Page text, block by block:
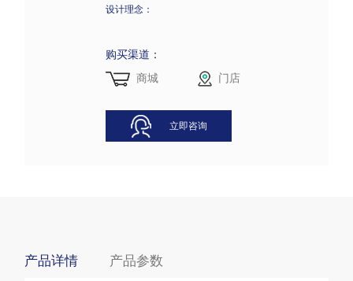
设计理念：
购买渠道：
商城
门店
立即咨询
产品详情 产品参数